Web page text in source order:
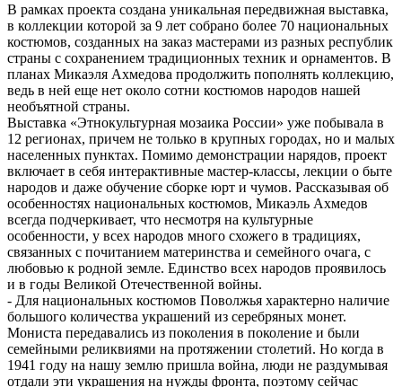
В рамках проекта создана уникальная передвижная выставка,
в коллекции которой за 9 лет собрано более 70 национальных
костюмов, созданных на заказ мастерами из разных республик
страны с сохранением традиционных техник и орнаментов. В
планах Микаэля Ахмедова продолжить пополнять коллекцию,
ведь в ней еще нет около сотни костюмов народов нашей
необъятной страны.
Выставка «Этнокультурная мозаика России» уже побывала в
12 регионах, причем не только в крупных городах, но и малых
населенных пунктах. Помимо демонстрации нарядов, проект
включает в себя интерактивные мастер-классы, лекции о быте
народов и даже обу­чение сборке юрт и чумов. Рассказывая об
особенностях национальных костюмов, Микаэль Ахмедов
всегда подчеркивает, что несмотря на культурные
особенности, у всех народов много схожего в традициях,
связанных с почитанием материнства и семейного очага, с
любовью к родной земле. Единство всех народов проявилось
и в годы Великой Отечественной войны.
- Для национальных костюмов Поволжья характерно наличие
большого количества украшений из серебряных монет.
Мониста передавались из поколения в поколение и были
семейными реликвиями на протяжении столетий. Но когда в
1941 году на нашу землю пришла война, люди не раздумывая
отдали эти украшения на нужды фронта, поэтому сейчас